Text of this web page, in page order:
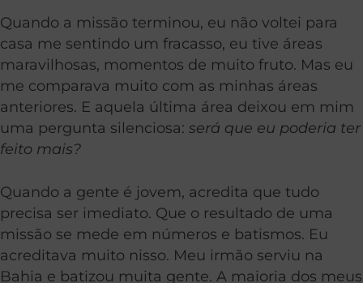
Quando a missão terminou, eu não voltei para
casa me sentindo um fracasso, eu tive áreas
maravilhosas, momentos de muito fruto. Mas eu
me comparava muito com as minhas áreas
anteriores. E aquela última área deixou em mim
uma pergunta silenciosa: será que eu poderia ter
feito mais?
Quando a gente é jovem, acredita que tudo
precisa ser imediato. Que o resultado de uma
missão se mede em números e batismos. Eu
acreditava muito nisso. Meu irmão serviu na
Bahia e batizou muita gente. A maioria dos meus